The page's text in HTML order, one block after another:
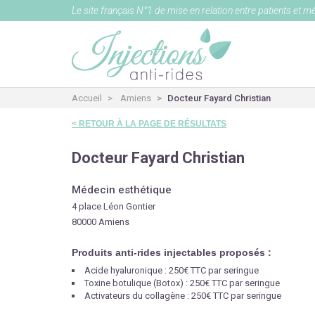
Le site français N°1 de mise en relation entre patients et
Accueil Amiens Docteur Fayard Christian
< RETOUR À LA PAGE DE RÉSULTATS
Docteur Fayard Christian
Médecin esthétique
4 place Léon Gontier
80000 Amiens
Produits anti-rides injectables proposés :
Acide hyaluronique : 250€ TTC par seringue
Toxine botulique (Botox) : 250€ TTC par seringue
Activateurs du collagène : 250€ TTC par seringue